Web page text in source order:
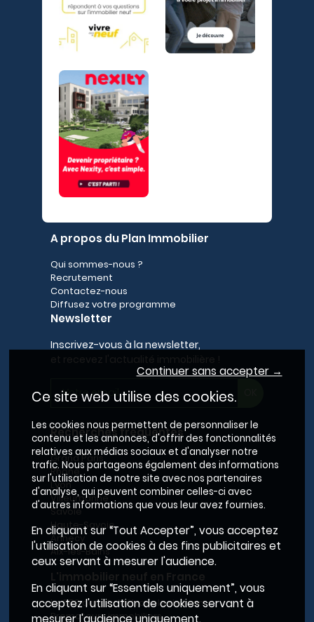
A propos du Plan Immobilier
Qui sommes-nous ?
Recrutement
Contactez-nous
Diffusez votre programme
Newsletter
Inscrivez-vous à la newsletter,
Recherches fréquentes
Grand Paris
Rhône
Lyon
Villeurbanne
Savoie
Haute-Savoie
Annecy
Aix-les-Bains
Le BRS dans la Métropole de Lyon
Promoteurs immobiliers
Continuer sans accepter →
Ce site web utilise des cookies.
Les cookies nous permettent de personnaliser le
contenu et les annonces, d'offrir des fonctionnalités
relatives aux médias sociaux et d'analyser notre
trafic. Nous partageons également des informations
sur l'utilisation de notre site avec nos partenaires
d'analyse, qui peuvent combiner celles-ci avec
d'autres informations que vous leur avez fournies.
En cliquant sur “Tout Accepter”, vous acceptez
l'utilisation de cookies à des fins publicitaires et
ceux servant à mesurer l'audience.
En cliquant sur “Essentiels uniquement”, vous
acceptez l'utilisation de cookies servant à
mesurer l'audience uniquement.